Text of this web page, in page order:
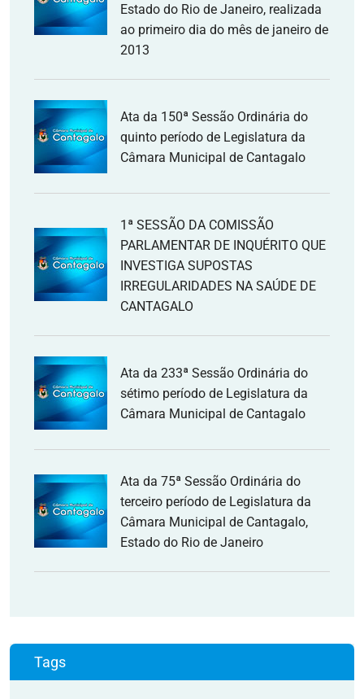
Estado do Rio de Janeiro, realizada
ao primeiro dia do mês de janeiro de
2013
Ata da 150ª Sessão Ordinária do
quinto período de Legislatura da
Câmara Municipal de Cantagalo
1ª SESSÃO DA COMISSÃO
PARLAMENTAR DE INQUÉRITO QUE
INVESTIGA SUPOSTAS
IRREGULARIDADES NA SAÚDE DE
CANTAGALO
Ata da 233ª Sessão Ordinária do
sétimo período de Legislatura da
Câmara Municipal de Cantagalo
Ata da 75ª Sessão Ordinária do
terceiro período de Legislatura da
Câmara Municipal de Cantagalo,
Estado do Rio de Janeiro
Tags